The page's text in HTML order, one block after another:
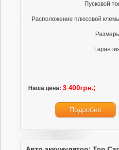
Пусковой
Расположение плюсовой
Наша цена: 3 400грн.;
Подробно